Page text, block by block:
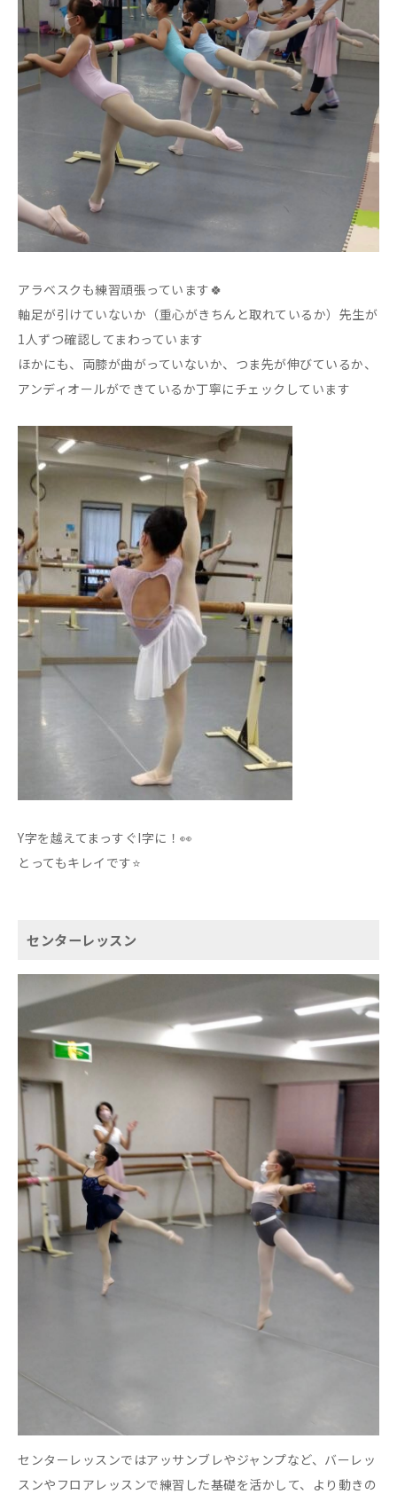
アラベスクも練習頑張っています🍀
軸足が引けていないか（重心がきちんと取れているか）先生が
1人ずつ確認してまわっています
ほかにも、両膝が曲がっていないか、つま先が伸びているか、
アンディオールができているか丁寧にチェックしています
Y字を越えてまっすぐI字に！👀
とってもキレイです⭐️
センターレッスン
センターレッスンではアッサンブレやジャンプなど、バーレッ
スンやフロアレッスンで練習した基礎を活かして、より動きの